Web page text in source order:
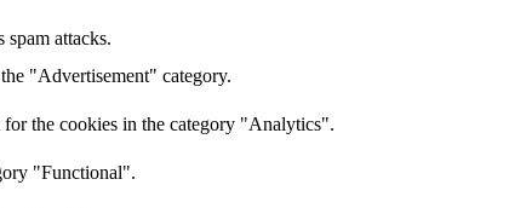
attacks.
"Advertisement" category.
the cookies in the category "Analytics".
"Functional".